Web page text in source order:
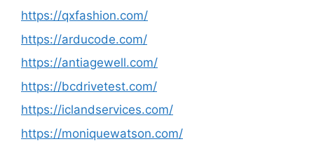
https://qxfashion.com/
https://arducode.com/
https://antiagewell.com/
https://bcdrivetest.com/
https://iclandservices.com/
https://moniquewatson.com/